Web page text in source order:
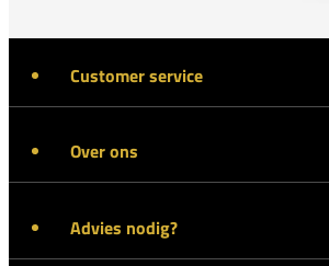
Customer service
Over ons
Advies nodig?